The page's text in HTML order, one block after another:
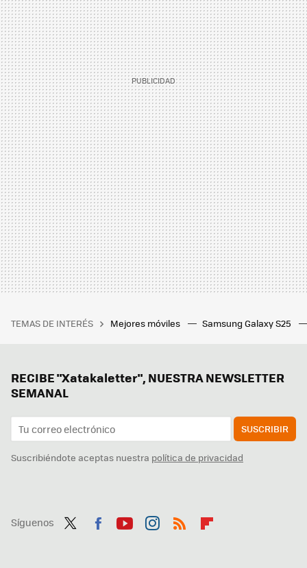
TEMAS DE INTERÉS Mejores móviles Samsung Galaxy S25
RECIBE "Xatakaletter", NUESTRA NEWSLETTER
SEMANAL
SUSCRIBIR
Suscribiéndote aceptas nuestra política de privacidad
Síguenos